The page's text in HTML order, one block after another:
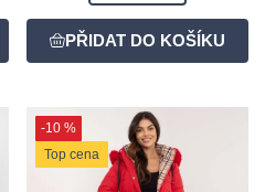
-10 %
Top cena